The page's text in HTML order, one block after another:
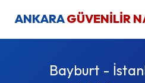
ANKARAGÜVENİLİR
Bayburt -